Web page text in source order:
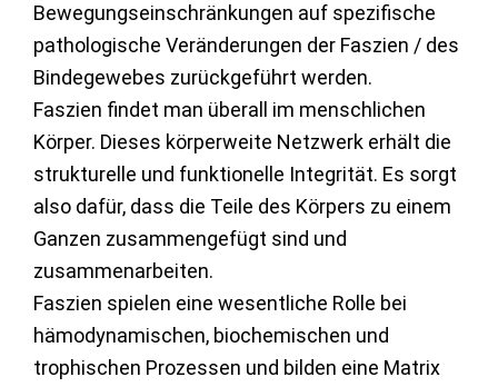
Bewegungseinschränkungen auf spezifische
pathologische Veränderungen der Faszien / des
Bindegewebes zurückgeführt werden.
Faszien findet man überall im menschlichen
Körper. Dieses körperweite Netzwerk erhält die
strukturelle und funktionelle Integrität. Es sorgt
also dafür, dass die Teile des Körpers zu einem
Ganzen zusammengefügt sind und
zusammenarbeiten.
Faszien spielen eine wesentliche Rolle bei
hämodynamischen, biochemischen und
trophischen Prozessen und bilden eine Matrix